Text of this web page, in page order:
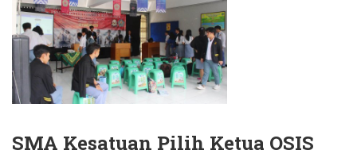
SMA Kesatuan Pilih Ketua OSIS